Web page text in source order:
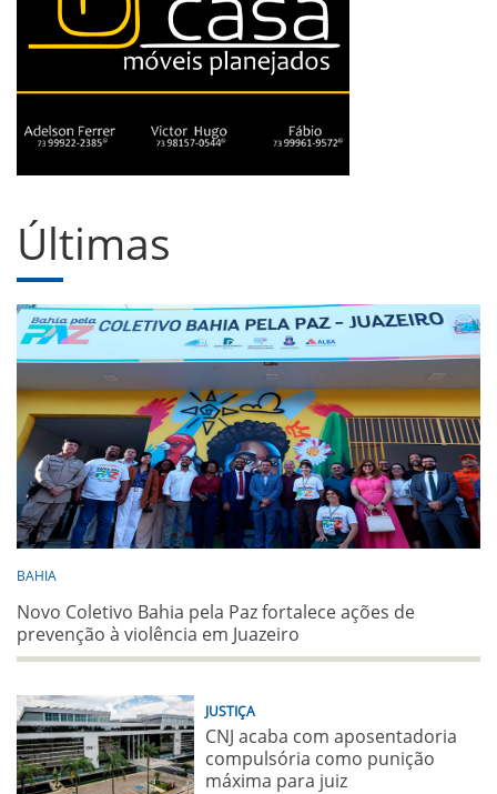
Últimas
BAHIA
Novo Coletivo Bahia pela Paz fortalece ações de
prevenção à violência em Juazeiro
JUSTIÇA
CNJ acaba com aposentadoria
compulsória como punição
máxima para juiz